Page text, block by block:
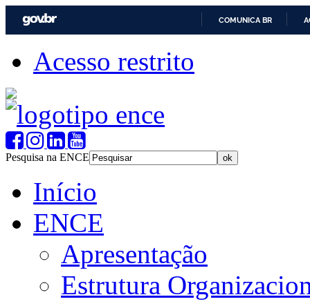
COMUNICA BR
Acesso restrito
Pesquisa na ENCE
Início
ENCE
Apresentação
Estrutura